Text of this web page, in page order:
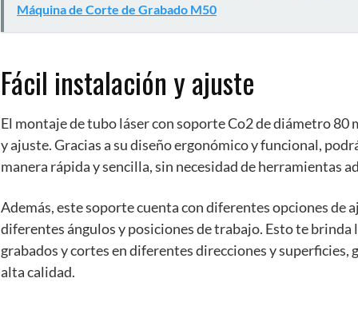
Máquina de Corte de Grabado M50
Fácil instalación y ajuste
El montaje de tubo láser con soporte Co2 de diámetro 80
y ajuste. Gracias a su diseño ergonómico y funcional,
manera rápida y sencilla, sin necesidad de herramientas
Además, este soporte cuenta con diferentes opciones de
diferentes ángulos y posiciones de trabajo. Esto te
grabados y cortes en diferentes direcciones y
alta calidad.